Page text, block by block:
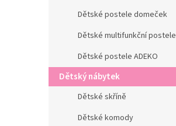
Dětské postele domeček
Dětské multifunkční postele
Dětské postele ADEKO
Dětský nábytek
Dětské skříně
Dětské komody